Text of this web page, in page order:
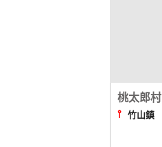
桃太郎村
⫯ 竹山鎮